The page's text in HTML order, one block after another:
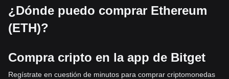
¿Dónde puedo comprar Ethereum
(ETH)?
Compra cripto en la app de Bitget
Regístrate en cuestión de minutos para comprar criptomonedas